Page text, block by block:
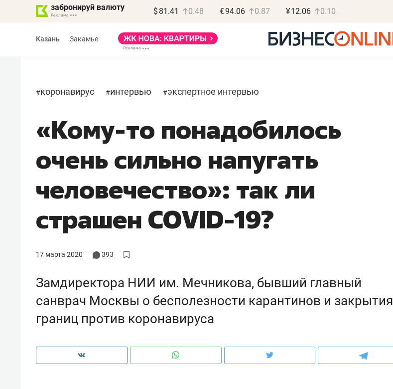
забронируй валюту $ 81.41 0.48 €94.06 0.87 ¥12.06 0.10
Казань Закамье
#коронавирус #интервью #экспертное интервью
«Кому-то понадобилось
очень сильно напугать
человечество»: так ли
страшен COVID-19?
17 марта 2020 393
Замдиректора НИИ им. Мечникова, бывший главный
санврач Москвы о бесполезности карантинов и закрытия
границ против коронавируса
Василь Мазитов
«Не зная местных
потерять минимум
Как бизнесу выйти на зарубежные
Роман Ободец
«Готовые решения»
«Мне лучше
не заработать вообще,
чем потерять
Владелец отделочной фирмы